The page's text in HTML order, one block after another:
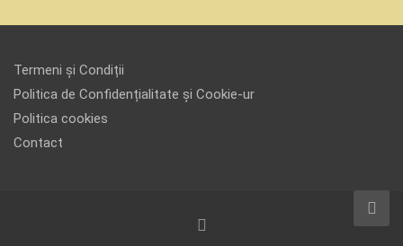
Termeni și Condiții
Politica de Confidențialitate și Cookie-ur
Politica cookies
Contact